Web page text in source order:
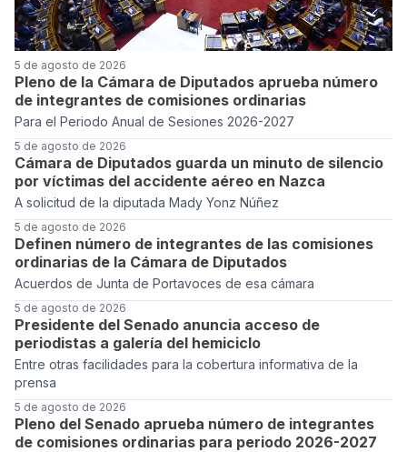
5 de agosto de 2026
Pleno de la Cámara de Diputados aprueba número
de integrantes de comisiones ordinarias
Para el Periodo Anual de Sesiones 2026-2027
5 de agosto de 2026
Cámara de Diputados guarda un minuto de silencio
por víctimas del accidente aéreo en Nazca
A solicitud de la diputada Mady Yonz Núñez
5 de agosto de 2026
Definen número de integrantes de las comisiones
ordinarias de la Cámara de Diputados
Acuerdos de Junta de Portavoces de esa cámara
5 de agosto de 2026
Presidente del Senado anuncia acceso de
periodistas a galería del hemiciclo
Entre otras facilidades para la cobertura informativa de la
prensa
5 de agosto de 2026
Pleno del Senado aprueba número de integrantes
de comisiones ordinarias para periodo 2026-2027